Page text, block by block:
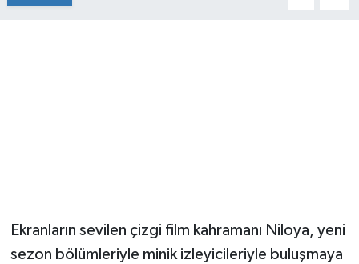
Ekranların sevilen çizgi film kahramanı Niloya, yeni
sezon bölümleriyle minik izleyicileriyle buluşmaya